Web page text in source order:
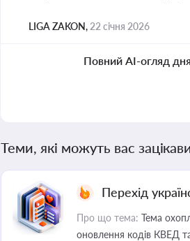
LIGA ZAKON, 22 січня 2026
Повний AI-огляд дня
Теми, які можуть вас
Перехід
Про що тема: Тема
оновлення кодів КВЕД